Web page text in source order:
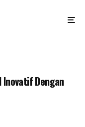
Inovatif Dengan